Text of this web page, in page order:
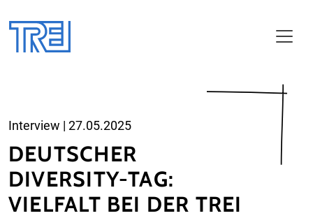
Interview | 27.05.2025
DEUTSCHER
DIVERSITY-TAG:
VIELFALT BEI DER TREI